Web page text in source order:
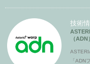
技術
（
「ADN